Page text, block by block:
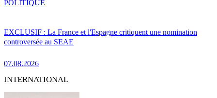
EXCLUSIF : La France et l'Espagne critiquent une nomination
controversée au SEAE
07.08.2026
POLITIQUE
INTERNATIONAL